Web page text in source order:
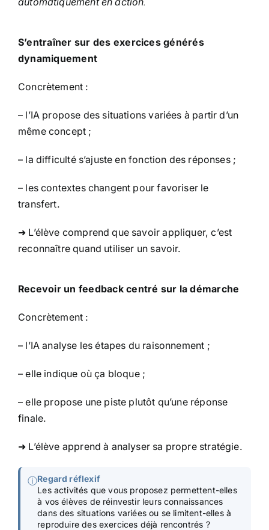
.
S’entraîner sur des exercices générés
dynamiquement
Concrètement :
– l’IA propose des situations variées à partir d’un
même concept ;
– la difficulté s’ajuste en fonction des réponses ;
– les contextes changent pour favoriser le
transfert.
➜ L’élève comprend que savoir appliquer, c’est
reconnaître quand utiliser un savoir.
Recevoir un feedback centré sur la démarche
Concrètement :
– l’IA analyse les étapes du raisonnement ;
– elle indique où ça bloque ;
– elle propose une piste plutôt qu’une réponse
finale.
➜ L’élève apprend à analyser sa propre stratégie.
ⓘRegard réflexif
Les activités que vous proposez permettent-elles
à vos élèves de réinvestir leurs connaissances
dans des situations variées ou se limitent-elles à
reproduire des exercices déjà rencontrés ?